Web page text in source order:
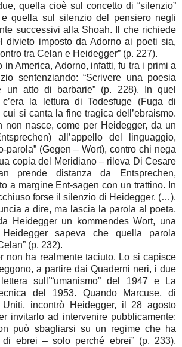
quella cioè sul concetto di “silenzio”
quella sul silenzio del pensiero negli
successivi alla Shoah. Il che richiede
divieto imposto da Adorno ai poeti sia,
tra Celan e Heidegger” (p. 227).
in America, Adorno, infatti, fu tra i primi a
sentenziando: “Scrivere una poesia
un atto di barbarie” (p. 228). In quel
c’era la lettura di Todesfuge (Fuga di
si canta la fine tragica dell’ebraismo.
non nasce, come per Heidegger, da un
all’appello del linguaggio,
parola” (Gegen – Wort), contro chi nega
copia del Meridiano – rileva Di Cesare
prende distanza da Entsprechen,
a margine Ent-sagen con un trattino. In
forse il silenzio di Heidegger. (…).
a dire, ma lascia la parola al poeta.
Heidegger un kommendes Wort, una
sapeva che quella parola
(p. 232).
non ha realmente taciuto. Lo si capisce
a partire dai Quaderni neri, i due
sull’“umanismo” del 1947 e La
del 1953. Quando Marcuse, di
incontrò Heidegger, il 28 agosto
invitarlo ad intervenire pubblicamente:
può sbagliarsi su un regime che ha
di ebrei – solo perché ebrei” (p. 233).